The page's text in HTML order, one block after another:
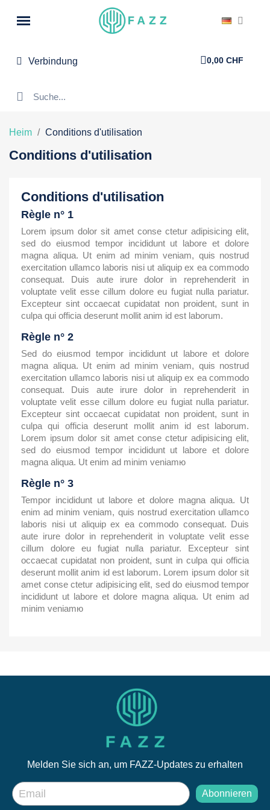
Verbindung 0,00 CHF
Heim Conditions d'utilisation
Conditions d'utilisation
Conditions d'utilisation
Règle n° 1
Lorem ipsum dolor sit amet conse ctetur adipisicing elit,
sed do eiusmod tempor incididunt ut labore et dolore
magna aliqua. Ut enim ad minim veniam, quis nostrud
exercitation ullamco laboris nisi ut aliquip ex ea commodo
consequat. Duis aute irure dolor in reprehenderit in
voluptate velit esse cillum dolore eu fugiat nulla pariatur.
Excepteur sint occaecat cupidatat non proident, sunt in
culpa qui officia deserunt mollit anim id est laborum.
Règle n° 2
Sed do eiusmod tempor incididunt ut labore et dolore
magna aliqua. Ut enim ad minim veniam, quis nostrud
exercitation ullamco laboris nisi ut aliquip ex ea commodo
consequat. Duis aute irure dolor in reprehenderit in
voluptate velit esse cillum dolore eu fugiat nulla pariatur.
Excepteur sint occaecat cupidatat non proident, sunt in
culpa qui officia deserunt mollit anim id est laborum.
Lorem ipsum dolor sit amet conse ctetur adipisicing elit,
sed do eiusmod tempor incididunt ut labore et dolore
magna aliqua. Ut enim ad minim veniamю
Règle n° 3
Tempor incididunt ut labore et dolore magna aliqua. Ut
enim ad minim veniam, quis nostrud exercitation ullamco
laboris nisi ut aliquip ex ea commodo consequat. Duis
aute irure dolor in reprehenderit in voluptate velit esse
cillum dolore eu fugiat nulla pariatur. Excepteur sint
occaecat cupidatat non proident, sunt in culpa qui officia
deserunt mollit anim id est laborum. Lorem ipsum dolor sit
amet conse ctetur adipisicing elit, sed do eiusmod tempor
incididunt ut labore et dolore magna aliqua. Ut enim ad
minim veniamю
Melden Sie sich an, um FAZZ-Updates zu erhalten
Abonnieren